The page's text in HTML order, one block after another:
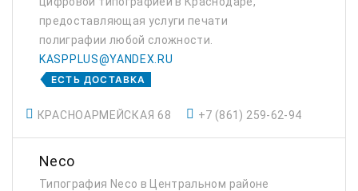
предоставляющая услуги печати
полиграфии любой сложности.
KASPPLUS@YANDEX.RU
ЕСТЬ ДОСТАВКА
КРАСНОАРМЕЙСКАЯ 68 +7 (861) 259-62-94
Neco
Типография Neco в Центральном районе